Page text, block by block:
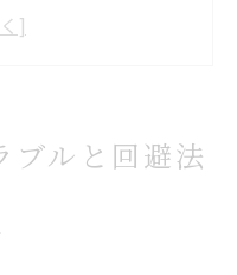
歯科トラブル実例
を防ごう
認ポイントを解説
ブルと回避法